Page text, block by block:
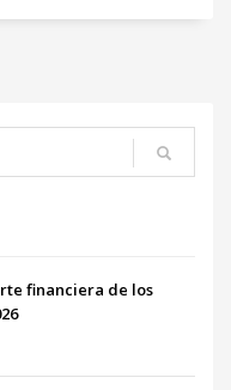
financiera de los